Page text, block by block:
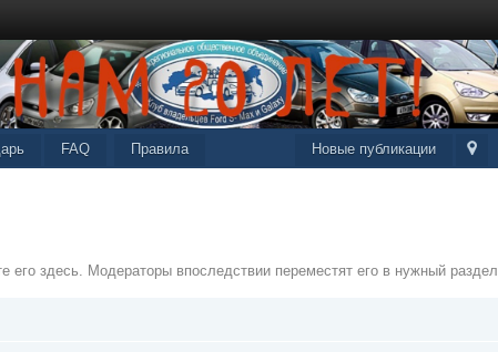
Новые публикации
FAQ Правила
его здесь. Модераторы впоследствии переместят его в нужный раздел.